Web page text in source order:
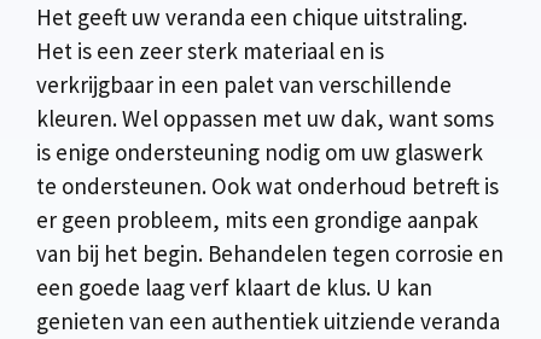
Het geeft uw veranda een chique uitstraling.
Het is een zeer sterk materiaal en is
verkrijgbaar in een palet van verschillende
kleuren. Wel oppassen met uw dak, want soms
is enige ondersteuning nodig om uw glaswerk
te ondersteunen. Ook wat onderhoud betreft is
er geen probleem, mits een grondige aanpak
van bij het begin. Behandelen tegen corrosie en
een goede laag verf klaart de klus. U kan
genieten van een authentiek uitziende veranda